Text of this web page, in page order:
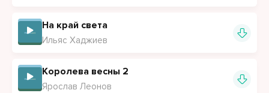
Не страшно потерять всё кроме нас с тобой
И если рухнет мир останусь я с тобой с тобой одной
На край света
Ильяс Хаджиев
Королева весны 2
Ярослав Леонов